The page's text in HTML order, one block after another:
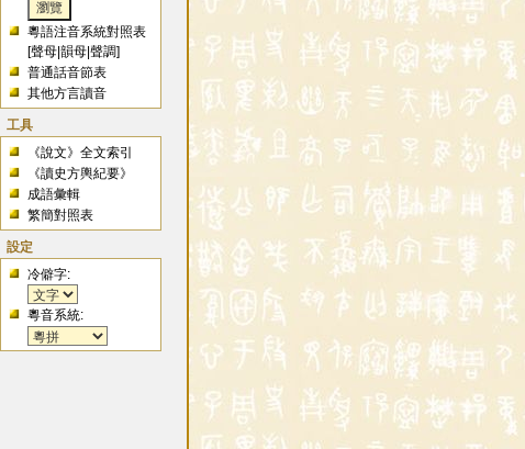
粵語注音系統對照表
[聲母 |韻母 |聲調]
普通話音節表
其他方言讀音
工具
《說文》全文索引
《讀史方輿紀要》
成語彙輯
繁簡對照表
設定
冷僻字:
粵音系統: